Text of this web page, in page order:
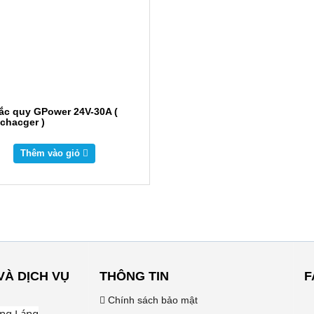
quy GPower 24V-30A (
)
Thêm vào giỏ
DỊCH VỤ THÔNG TIN
Chính sách bảo mật